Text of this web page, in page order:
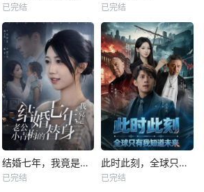
已完结 已完结
结婚七年，我竟是老公小青梅的替身
已完结
此时此刻，全球只有我知道未来
已完结